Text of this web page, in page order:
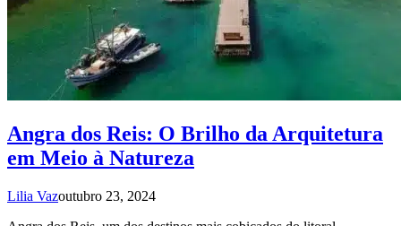
Angra dos Reis: O Brilho da Arquitetura
em Meio à Natureza
Lilia Vazoutubro 23, 2024